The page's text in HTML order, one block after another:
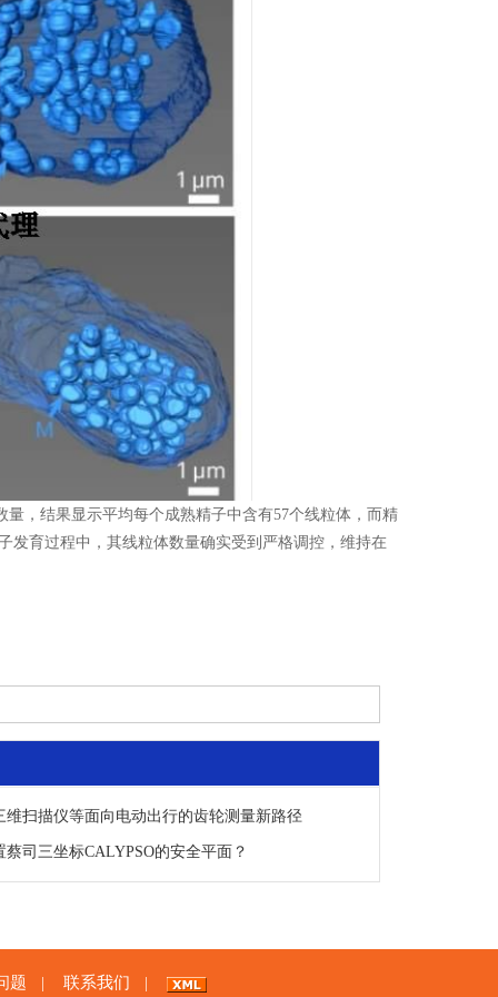
量，结果显示平均每个成熟精子中含有57个线粒体，而精
发育过程中，其线粒体数量确实受到严格调控，维持在
维扫描仪等面向电动出行的齿轮测量新路径
蔡司三坐标CALYPSO的安全平面？
题 联系我们